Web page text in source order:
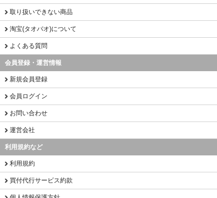
取り扱いできない商品
淘宝(タオバオ)について
よくある質問
会員登録・運営情報
新規会員登録
会員ログイン
お問い合わせ
運営会社
利用規約など
利用規約
買付代行サービス約款